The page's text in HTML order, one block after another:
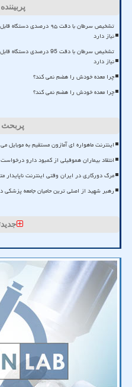
تشخیص سرطان با دقت ۹۵
نیاز دارد
تشخیص سرطان با دقت 95
نیاز دارد
چرا معده خودش را هضم نمی کند؟
چرا معده خودش را هضم نمی کند؟
پربحث
اینترنت ماهواره ای آمازون مستقیم به موبایل
انتقاد بیماران هموفیلی از کمبود دارو
مرگ دورکاری در ایران وقتی اینترنت ناپایدار
رهبر شهید از اصلی ترین حامیان جامعه پزشکی